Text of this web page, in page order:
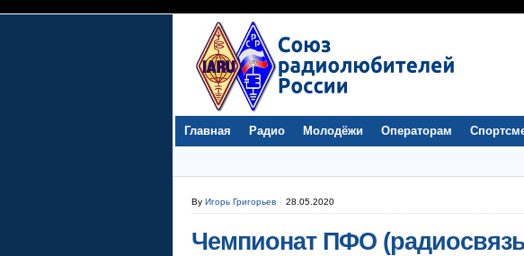
Главная Радио Молодёжи Операторам
By Игорь Григорьев 28.05.2020
Чемпионат ПФО